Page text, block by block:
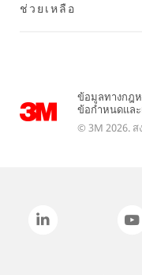
ช่วยเหลือ
ข้อมูลทางกฎ
ข้อกำหนดและ
© 3M 2026.